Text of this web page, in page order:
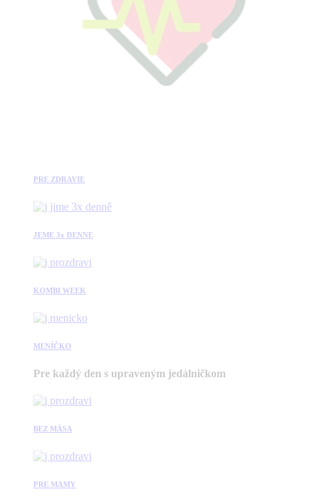
PRE ZDRAVIE
JEME 3x DENNE
KOMBI WEEK
MENÍČKO
Pre každý den s upraveným jedálničkom
BEZ MÄSA
PRE MAMY